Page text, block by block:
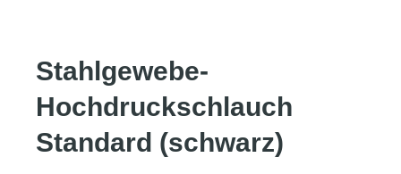
Stahlgewebe-
Hochdruckschlauch
Standard (schwarz)